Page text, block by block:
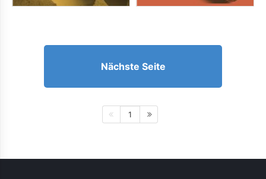
Nächste Seite
1